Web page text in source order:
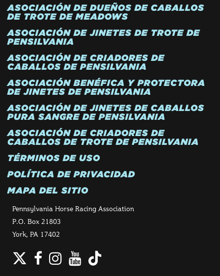
ASOCIACIÓN DE DUEÑOS DE CABALLOS
DE TROTE DE MEADOWS
ASOCIACIÓN DE JINETES DE TROTE DE
PENSILVANIA
ASOCIACIÓN DE CRIADORES DE
CABALLOS DE PENSILVANIA
ASOCIACIÓN BENÉFICA Y PROTECTORA
DE JINETES DE PENSILVANIA
ASOCIACIÓN DE JINETES DE CABALLOS
PURA SANGRE DE PENSILVANIA
ASOCIACIÓN DE CRIADORES DE
CABALLOS DE TROTE DE PENSILVANIA
TÉRMINOS DE USO
POLÍTICA DE PRIVACIDAD
MAPA DEL SITIO
Pennsylvania Horse Racing Association
P.O. Box 21803
York, PA 17402
Twitter
Facebook
Instagram
YouTube
TikTok